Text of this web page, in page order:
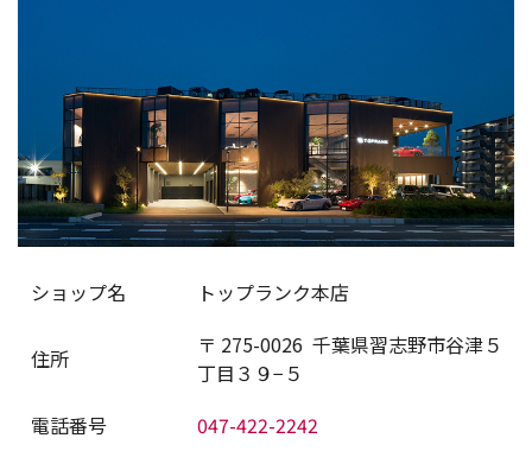
ショップ名 トップランク本店
住所 〒 275-0026 千葉県習志野市谷津５
丁目３９−５
電話番号
047-422-2242